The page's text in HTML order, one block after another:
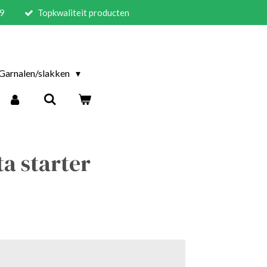
Topkwaliteit producten
slakken
starter